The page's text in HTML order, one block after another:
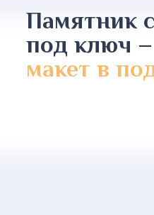
Памятник
под ключ –
макет в